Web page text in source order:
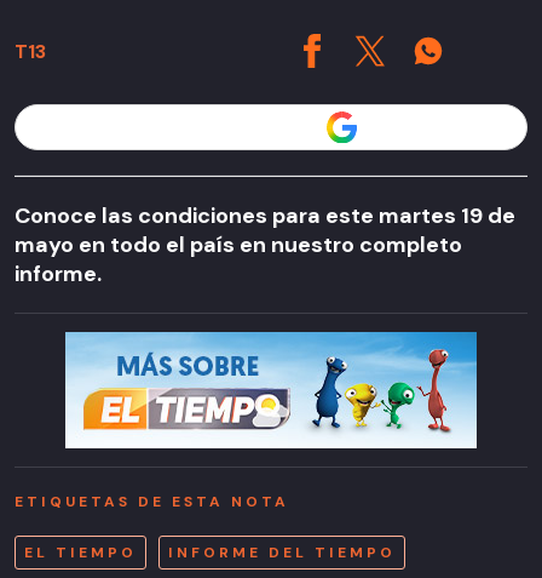
T13
Conoce las condiciones para este martes 19 de
mayo en todo el país en nuestro completo
informe.
ETIQUETAS DE ESTA NOTA
EL TIEMPO INFORME DEL TIEMPO